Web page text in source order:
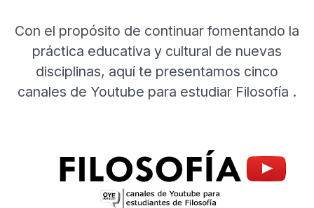
Con el propósito de continuar fomentando la
práctica educativa y cultural de nuevas
disciplinas, aquí te presentamos cinco
canales de Youtube para estudiar Filosofía .